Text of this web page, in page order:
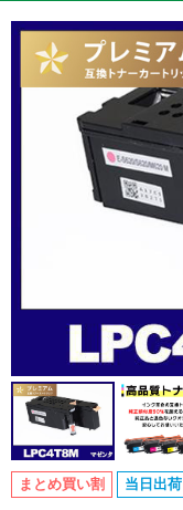
まとめ買い割 当日出荷